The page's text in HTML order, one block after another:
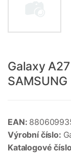
Galaxy
SAMSUNG
EAN:
Výrobní číslo:
Katalogové